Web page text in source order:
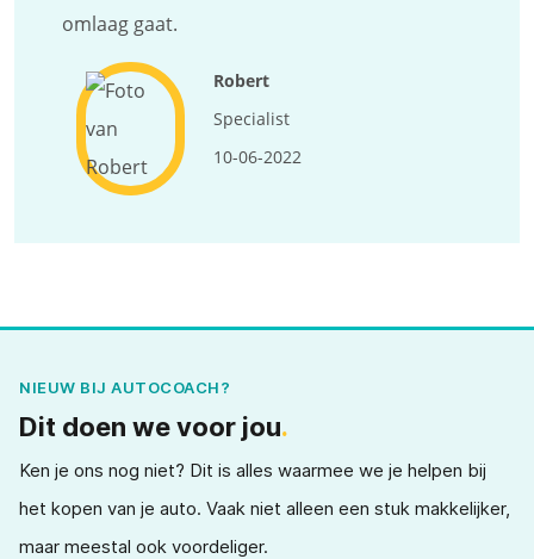
omlaag gaat.
Robert
Specialist
10-06-2022
NIEUW BIJ AUTOCOACH?
Dit doen we voor jou.
Ken je ons nog niet? Dit is alles waarmee we je helpen bij
het kopen van je auto. Vaak niet alleen een stuk makkelijker,
maar meestal ook voordeliger.